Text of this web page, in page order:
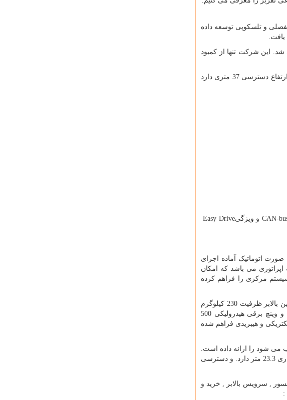
و تلسکوپی توسعه داده
یافت.
شد. این شرکت تنها از کمبود
بالابر عنکبوتی با ارتفاع دسترسی 37 متری دارد
CAN- و ویژگیEasy Drive
اتوماتیک آماده اجرای
اپراتوری می باشد که امکان
مرکزی را فراهم کرده
این بالابر نفربر هیدرولیکی تلسکوپی عنکبوتی با طول 7.8 متر ، عرض آن 1.2 متر و ارتفاع آن دو متر دارد . سبد این بالابر ظرفیت 230 کیلوگرم
است . این سبد می تواند از راه دور کنترل شود. و مجهز به شلنگ آب و هوا، سیستم مخابرات سبد به شاسی و وینچ برقی هیدرولیکی 500
و هیبریدی فراهم شده
با ارتفاع 23 متری که روی کامیون نصب می شود را ارائه داده است.
بازوی پانتوگراف دوبل از نوع سیگما و بوم تلسکوپی دو قسمتی دارد. این بالابر ارتفاع کاری 23.3 متر دارد. و دسترسی
, سرویس بالابر , خرید و
: